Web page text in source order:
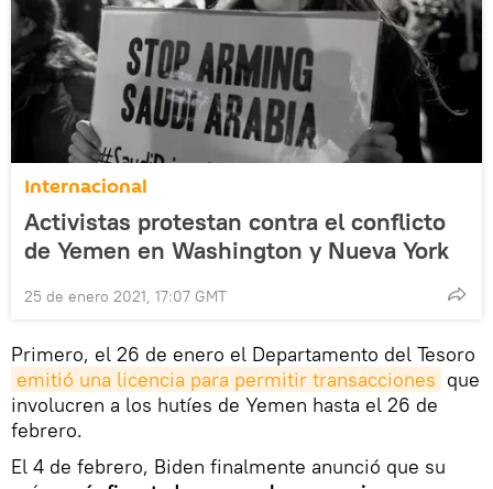
Internacional
Activistas protestan contra el conflicto
de Yemen en Washington y Nueva York
25 de enero 2021, 17:07 GMT
Primero, el 26 de enero el Departamento del Tesoro
emitió una licencia para permitir transacciones que
involucren a los hutíes de Yemen hasta el 26 de
febrero.
El 4 de febrero, Biden finalmente anunció que su